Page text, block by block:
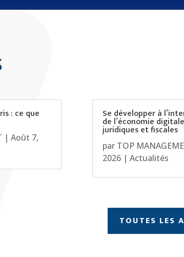
: ce que
|Août 7,
Se développer à
de l’économie
juridiques et fiscales
par TOP
2026| Actualités
TOUTES LES